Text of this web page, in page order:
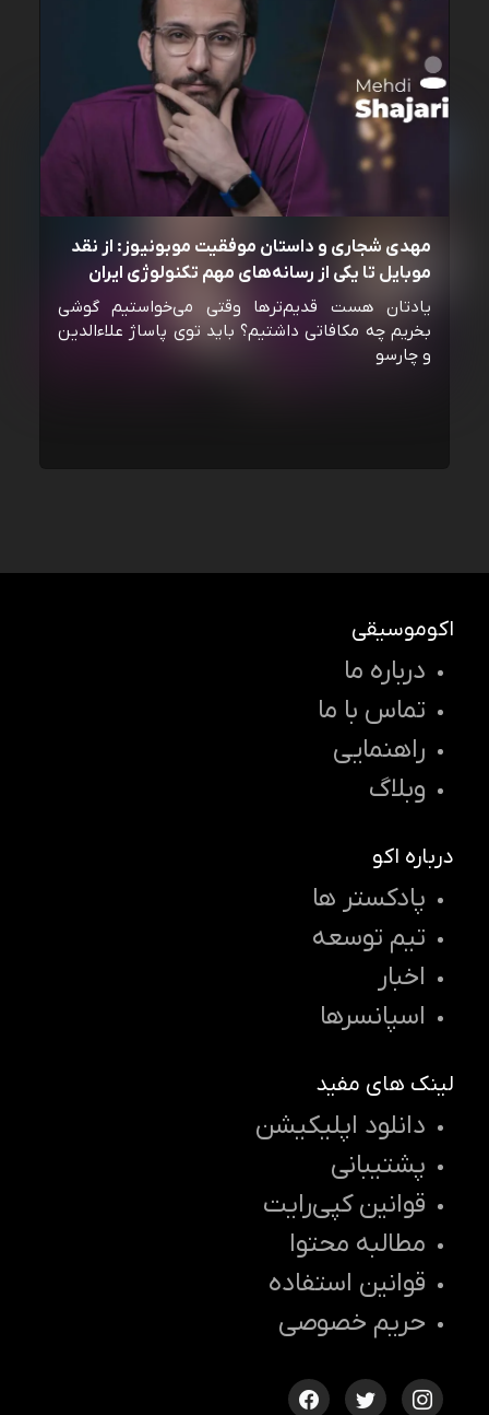
مهدی شجاری و داستان موفقیت موبونیوز: از نقد
موبایل تا یکی از رسانه‌‌های مهم تکنولوژی ایران
یادتان هست قدیم‌ترها وقتی می‌خواستیم گوشی
بخریم چه مکافاتی داشتیم؟ باید توی پاساژ علاءالدین
و چارسو
اکوموسیقی
درباره ما
تماس با ما
راهنمایی
وبلاگ
درباره اکو
پادکستر ها
تیم توسعه
اخبار
اسپانسرها
لینک های مفید
دانلود اپلیکیشن
پشتیبانی
قوانین کپی‌رایت
مطالبه محتوا
قوانین استفاده
حریم خصوصی